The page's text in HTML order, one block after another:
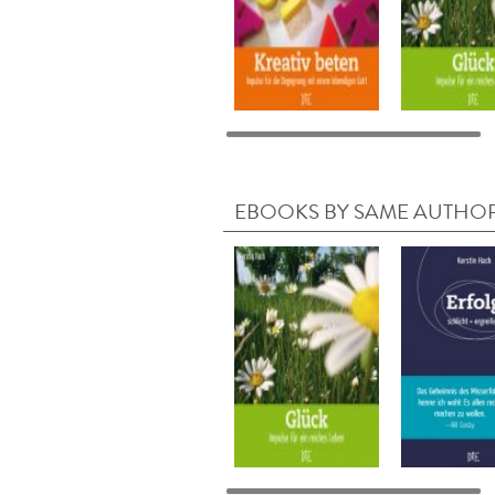
EBOOKS BY SAME